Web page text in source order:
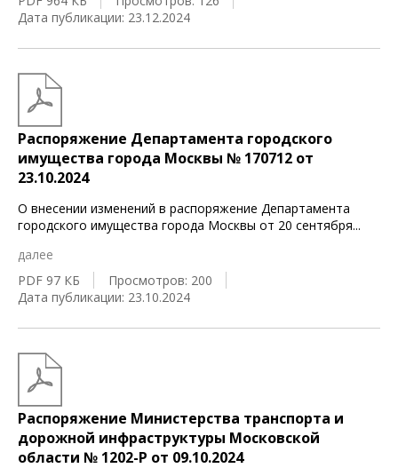
Дата публикации: 23.12.2024
Распоряжение Департамента городского
имущества города Москвы № 170712 от
23.10.2024
О внесении изменений в распоряжение Департамента
городского имущества города Москвы от 20 сентября...
далее
PDF 97 КБ
Просмотров: 200
Дата публикации: 23.10.2024
Распоряжение Министерства транспорта и
дорожной инфраструктуры Московской
области № 1202-Р от 09.10.2024